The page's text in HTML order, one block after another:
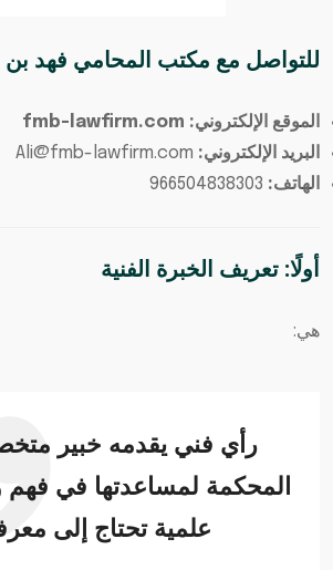
للتواصل مع مكتب المحامي فهد بن
الموقع الإلكتروني: fmb-lawfirm.com
البريد الإلكتروني: Ali@fmb-lawfirm.com
الهاتف:
أولًا: تعريف الخبرة الفنية
هي:
رأي فني يقدمه خبير
المحكمة لمساعدتها في فهم
علمية تحتاج إلى